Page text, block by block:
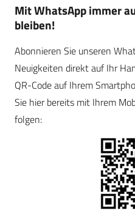
Mit WhatsApp immer
bleiben!
Abonnieren Sie unseren
Neuigkeiten direkt auf Ihr
QR-Code auf Ihrem
Sie hier bereits mit Ihrem
folgen: